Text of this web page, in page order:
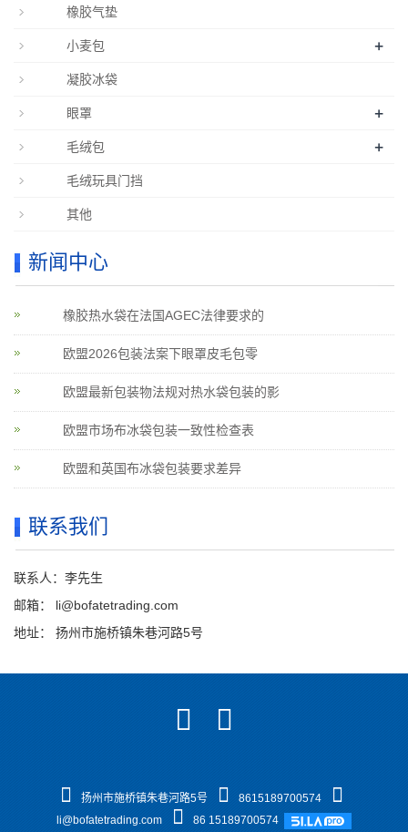
橡胶气垫
小麦包 +
凝胶冰袋
眼罩 +
毛绒包 +
毛绒玩具门挡
其他
新闻中心
橡胶热水袋在法国AGEC法律要求的
欧盟2026包装法案下眼罩皮毛包零
欧盟最新包装物法规对热水袋包装的影
欧盟市场布冰袋包装一致性检查表
欧盟和英国布冰袋包装要求差异
联系我们
联系人：李先生
邮箱：
li@bofatetrading.com
地址： 扬州市施桥镇朱巷河路5号
扬州市施桥镇朱巷河路5号
8615189700574
li@bofatetrading.com
86 15189700574